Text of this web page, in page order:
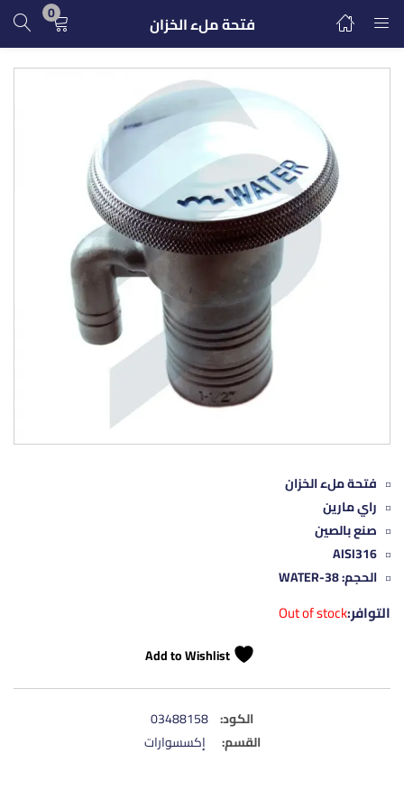
فتحة ملء الخزان 0
تسجيل الدخول التسجيل
ادخل اسم المستخدم وكلمة المرور للدخول.
تسجيل الدخول
كلمة مرور مفقودة؟
فتحة ملء الخزان
راي مارين
صنع بالصين
AISI316
الحجم: WATER-38
التوافر:Out of stock
Add to Wishlist
الكود: 03488158
القسم:
إكسسوارات